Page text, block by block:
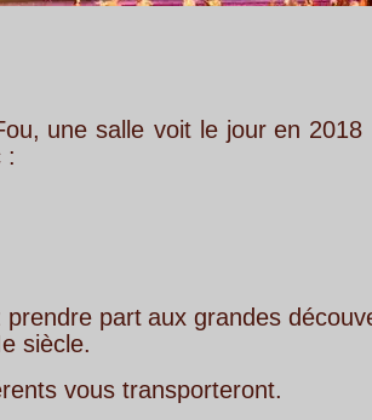
le jour en 2018 pour abriter
grandes découvertes à bord